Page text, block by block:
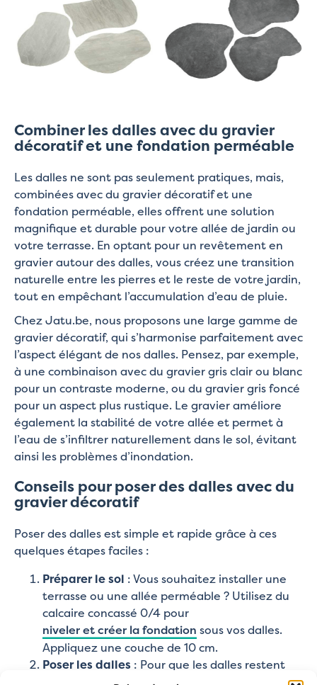
Combiner les dalles avec du gravier
décoratif et une fondation perméable
Les dalles ne sont pas seulement pratiques, mais,
combinées avec du gravier décoratif et une
fondation perméable, elles offrent une solution
magnifique et durable pour votre allée de jardin ou
votre terrasse. En optant pour un revêtement en
gravier autour des dalles, vous créez une transition
naturelle entre les pierres et le reste de votre jardin,
tout en empêchant l’accumulation d’eau de pluie.
Chez Jatu.be, nous proposons une large gamme de
gravier décoratif, qui s’harmonise parfaitement avec
l’aspect élégant de nos dalles. Pensez, par exemple,
à une combinaison avec du gravier gris clair ou blanc
pour un contraste moderne, ou du gravier gris foncé
pour un aspect plus rustique. Le gravier améliore
également la stabilité de votre allée et permet à
l’eau de s’infiltrer naturellement dans le sol, évitant
ainsi les problèmes d’inondation.
Conseils pour poser des dalles avec du
gravier décoratif
Poser des dalles est simple et rapide grâce à ces
quelques étapes faciles :
Préparer le sol : Vous souhaitez installer une
terrasse ou une allée perméable ? Utilisez du
calcaire concassé 0/4 pour
niveler et créer la fondation sous vos dalles.
Appliquez une couche de 10 cm.
Poser les dalles : Pour que les dalles restent
bien en place, découpez la forme dans vos